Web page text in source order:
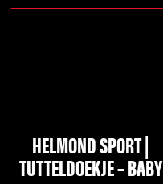
HELMOND SPORT |
TUTTELDOEKJE – BABY